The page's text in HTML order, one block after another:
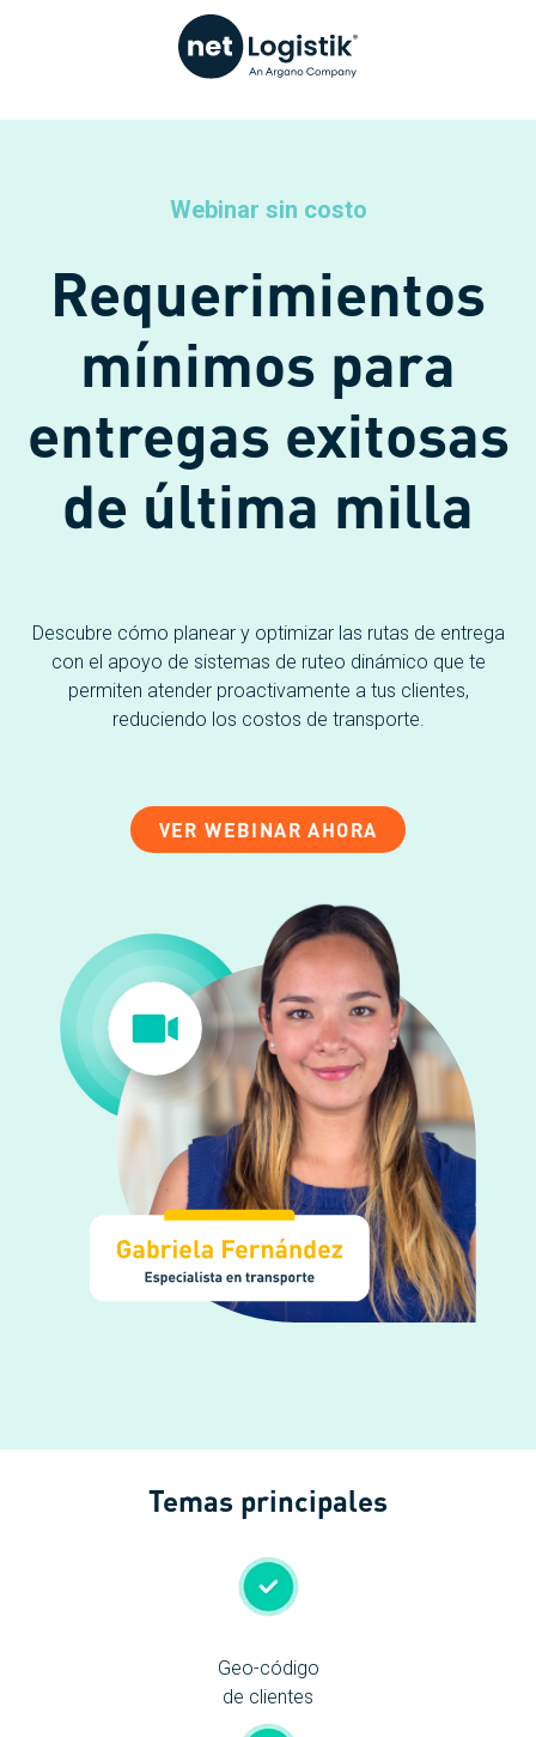
Webinar sin costo
Requerimientos
mínimos para
entregas exitosas
de última milla
Descubre cómo planear y optimizar las rutas de entrega
con el apoyo de sistemas de ruteo dinámico que te
permiten atender proactivamente a tus clientes,
reduciendo los costos de transporte.
VER WEBINAR AHORA
Temas principales
Geo-código
de clientes